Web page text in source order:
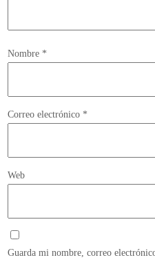
Nombre *
Correo electrónico *
Web
Guarda mi nombre, correo